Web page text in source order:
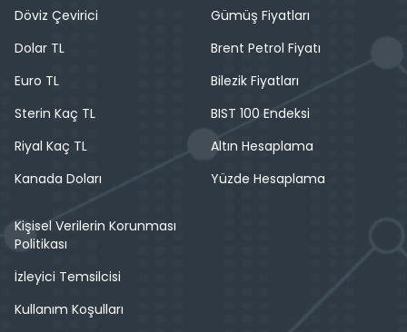
Döviz Çevirici
Dolar TL
Euro TL
Sterin Kaç TL
Riyal Kaç TL
Kanada Doları
Gümüş Fiyatları
Brent Petrol Fiyatı
Bilezik Fiyatları
BIST 100 Endeksi
Altın Hesaplama
Yüzde Hesaplama
Kişisel Verilerin Korunması
Politikası
İzleyici Temsilcisi
Kullanım Koşulları